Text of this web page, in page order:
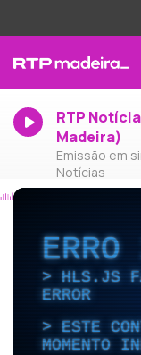
RTP
Madeira)
Emissão em
Notícias
ERRO
HLS.JS
ERROR
ESTE
MOMENTO